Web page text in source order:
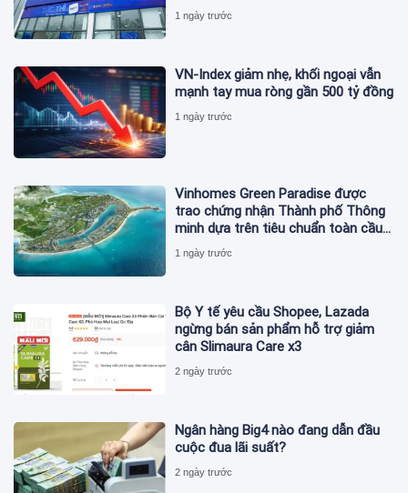
1 ngày trước
VN-Index giảm nhẹ, khối ngoại vẫn
mạnh tay mua ròng gần 500 tỷ đồng
1 ngày trước
Vinhomes Green Paradise được
trao chứng nhận Thành phố Thông
minh dựa trên tiêu chuẩn toàn cầu
ISO 37122
1 ngày trước
Bộ Y tế yêu cầu Shopee, Lazada
ngừng bán sản phẩm hỗ trợ giảm
cân Slimaura Care x3
2 ngày trước
Ngân hàng Big4 nào đang dẫn đầu
cuộc đua lãi suất?
2 ngày trước